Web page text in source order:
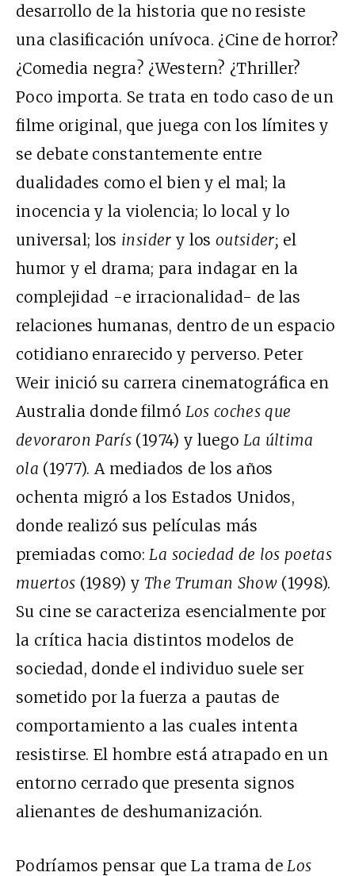
desarrollo de la historia que no resiste
una clasificación unívoca. ¿Cine de horror?
¿Comedia negra? ¿Western? ¿Thriller?
Poco importa. Se trata en todo caso de un
filme original, que juega con los límites y
se debate constantemente entre
dualidades como el bien y el mal; la
inocencia y la violencia; lo local y lo
universal; los insider y los outsider; el
humor y el drama; para indagar en la
complejidad -e irracionalidad- de las
relaciones humanas, dentro de un espacio
cotidiano enrarecido y perverso. Peter
Weir inició su carrera cinematográfica en
Australia donde filmó Los coches que
devoraron París (1974) y luego La última
ola (1977). A mediados de los años
ochenta migró a los Estados Unidos,
donde realizó sus películas más
premiadas como:La sociedad de los poetas
muertos (1989) y The Truman Show (1998).
Su cine se caracteriza esencialmente por
la crítica hacia distintos modelos de
sociedad, donde el individuo suele ser
sometido por la fuerza a pautas de
comportamiento a las cuales intenta
resistirse. El hombre está atrapado en un
entorno cerrado que presenta signos
alienantes de deshumanización.
Podríamos pensar que La trama deLos